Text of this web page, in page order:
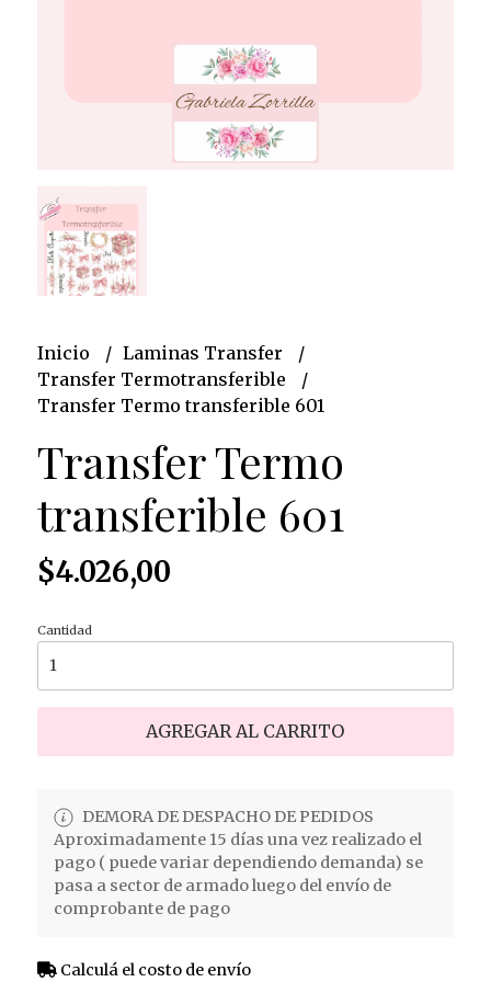
Inicio
Laminas Transfer
Transfer Termotransferible
Transfer Termo transferible 601
Transfer Termo
transferible 601
$4.026,00
Cantidad
AGREGAR AL CARRITO
DEMORA DE DESPACHO DE PEDIDOS
Aproximadamente 15 días una vez realizado el
pago ( puede variar dependiendo demanda) se
pasa a sector de armado luego del envío de
comprobante de pago
Calculá el costo de envío